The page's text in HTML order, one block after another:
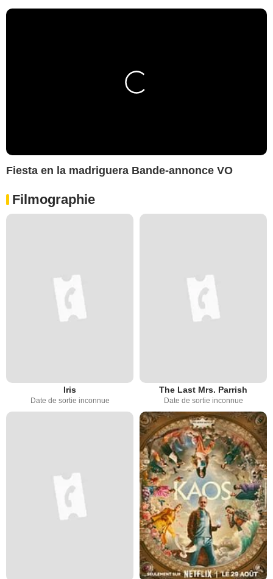
Fiesta en la madriguera Bande-annonce VO
Filmographie
Iris
Date de sortie inconnue
The Last Mrs. Parrish
Date de sortie inconnue